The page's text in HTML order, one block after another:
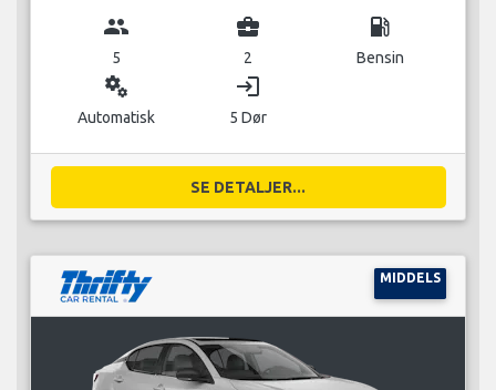
group
5
business_center
2
local_gas_station
Bensin
miscellaneous_services
Automatisk
login
5 Dør
SE DETALJER...
MIDDELS